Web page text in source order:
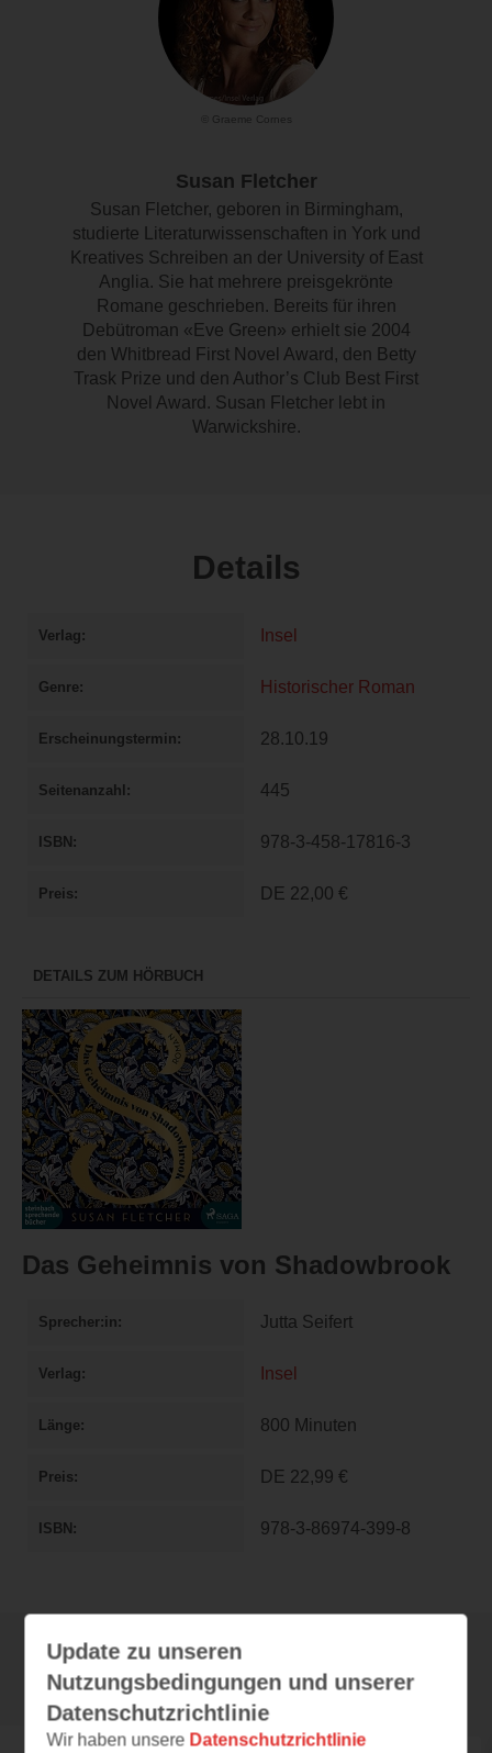
© Graeme Cornes
Susan Fletcher
Susan Fletcher, geboren in Birmingham,
studierte Literaturwissenschaften in York und
Kreatives Schreiben an der University of East
Anglia. Sie hat mehrere preisgekrönte
Romane geschrieben. Bereits für ihren
Debütroman «Eve Green» erhielt sie 2004
den Whitbread First Novel Award, den Betty
Trask Prize und den Author’s Club Best First
Novel Award. Susan Fletcher lebt in
Warwickshire.
Details
Verlag Insel
Genre Historischer Roman
Erscheinungstermin 28.10.19
Seitenanzahl 445
ISBN 978-3-458-17816-3
Preis DE 22,00 €
DETAILS ZUM HÖRBUCH
Das Geheimnis von Shadowbrook
Sprecher:in Jutta Seifert
Verlag Insel
Länge 800 Minuten
Preis DE 22,99 €
ISBN 978-3-86974-399-8
Rezensionen
Update zu unseren
Nutzungsbedingungen und unserer
Datenschutzrichtlinie
Wir haben unsere Datenschutzrichtlinie